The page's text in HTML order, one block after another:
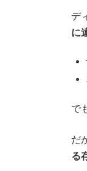
デ
に
で
だ
る